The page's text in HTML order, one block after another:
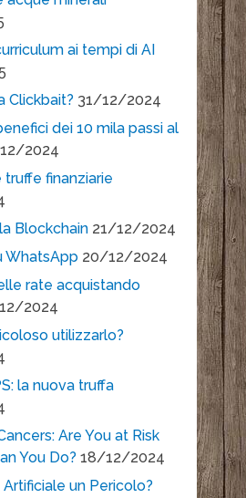
ai tempi di AI
Clickbait? 31/12/2024
dei 10 mila passi al
2024
truffe finanziarie
Blockchain 21/12/2024
WhatsApp 20/12/2024
rate acquistando
2024
utilizzarlo?
la nuova truffa
Are You at Risk
You Do? 18/12/2024
un Pericolo?